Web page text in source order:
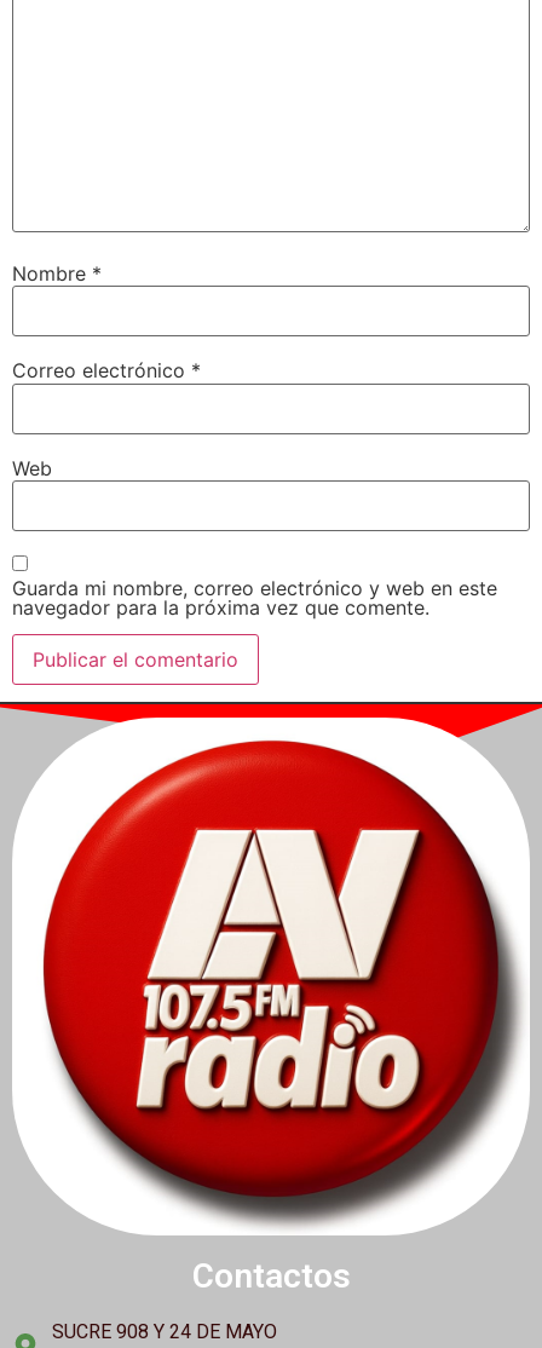
Nombre *
Correo electrónico *
Web
Guarda mi nombre, correo electrónico y web en este
navegador para la próxima vez que comente.
Contactos
SUCRE 908 Y 24 DE MAYO